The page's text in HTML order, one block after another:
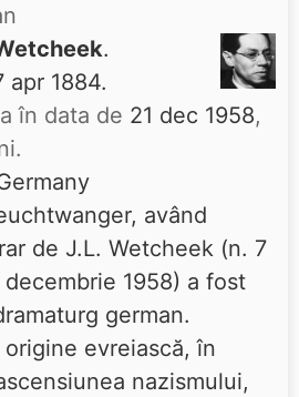
.
apr 1884.
în data de 21 dec 1958,
având
de J.L. Wetcheek (n. 7
1958) a fost
german.
evreiască, în
nazismului,